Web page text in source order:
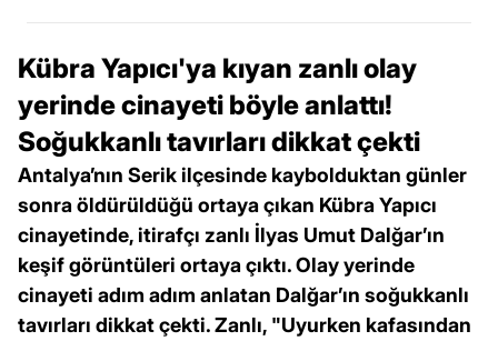
Kübra Yapıcı'ya kıyan zanlı olay
yerinde cinayeti böyle anlattı!
Soğukkanlı tavırları dikkat çekti
Antalya’nın Serik ilçesinde kaybolduktan günler
sonra öldürüldüğü ortaya çıkan Kübra Yapıcı
cinayetinde, itirafçı zanlı İlyas Umut Dalğar’ın
keşif görüntüleri ortaya çıktı. Olay yerinde
cinayeti adım adım anlatan Dalğar’ın soğukkanlı
tavırları dikkat çekti. Zanlı, "Uyurken kafasından